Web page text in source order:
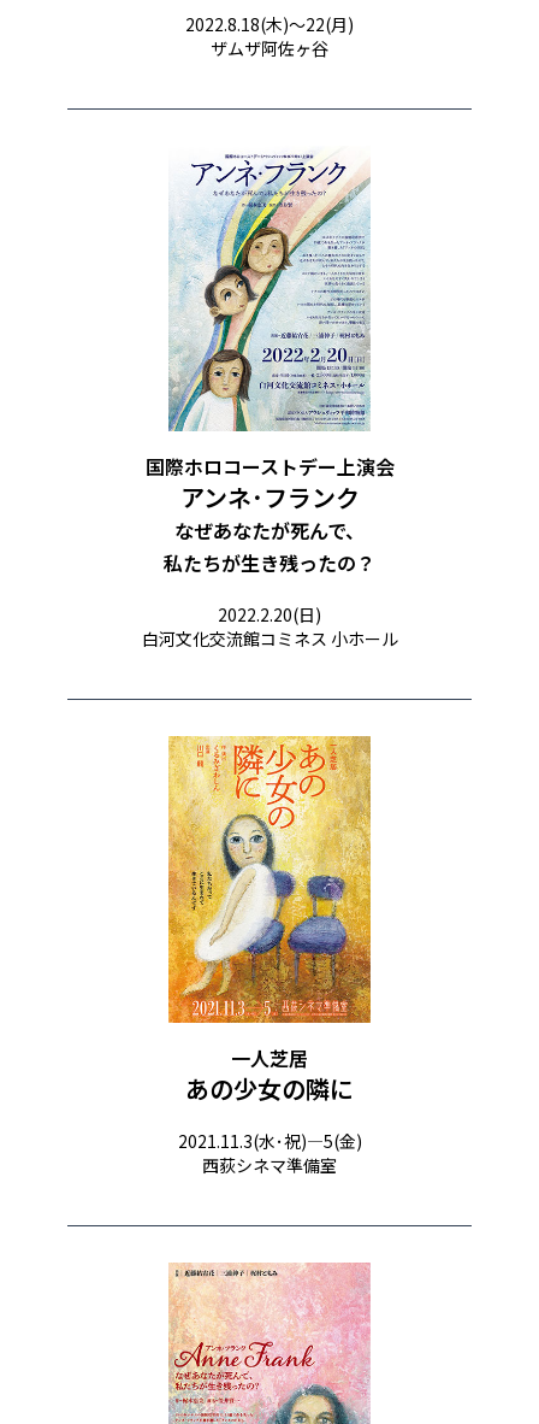
2022.8.18(木)〜22(月)
ザムザ阿佐ヶ谷
国際ホロコーストデー上演会​
アンネ･フランク​
なぜあなたが死んで、
私たちが生き残ったの？​
2022.2.20(日)
白河文化交流館コミネス 小ホール
一人芝居
あの少女の隣に
2021.11.3(水･祝)―5(金)
西荻シネマ準備室